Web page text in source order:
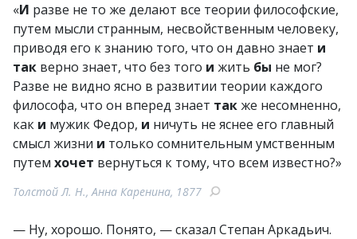
«И разве не то же делают все теории философские,
путем мысли странным, несвойственным человеку,
приводя его к знанию того, что он давно знает и
так верно знает, что без того и жить бы не мог?
Разве не видно ясно в развитии теории каждого
философа, что он вперед знает также несомненно,
как и мужик Федор, и ничуть не яснее его главный
смысл жизни и только сомнительным умственным
путем хочет вернуться к тому, что всем известно?»
Толстой Л. Н., Анна Каренина, 1877
— Ну, хорошо. Понято, — сказал Степан Аркадьич.